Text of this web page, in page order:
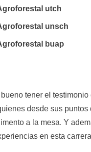
utch
unsch
buap
tener el
desde sus puntos
a la mesa. Y
en esta